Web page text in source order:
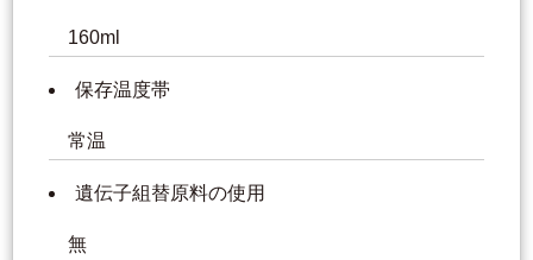
160ml
保存温度帯
常温
遺伝子組替原料の使用
無